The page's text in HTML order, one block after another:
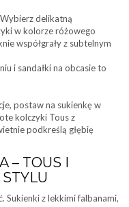
delikatną
w kolorze różowego
współgrały z subtelnym
i sandałki na obcasie to
postaw na sukienkę w
kolczyki Tous z
podkreślą głębię
– TOUS I
Sukienki z lekkimi falbanami,